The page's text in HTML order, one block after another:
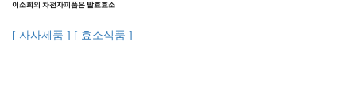
이소희의 차전자피품은 발효효소
[ 자사제품 ] [ 효소식품 ]